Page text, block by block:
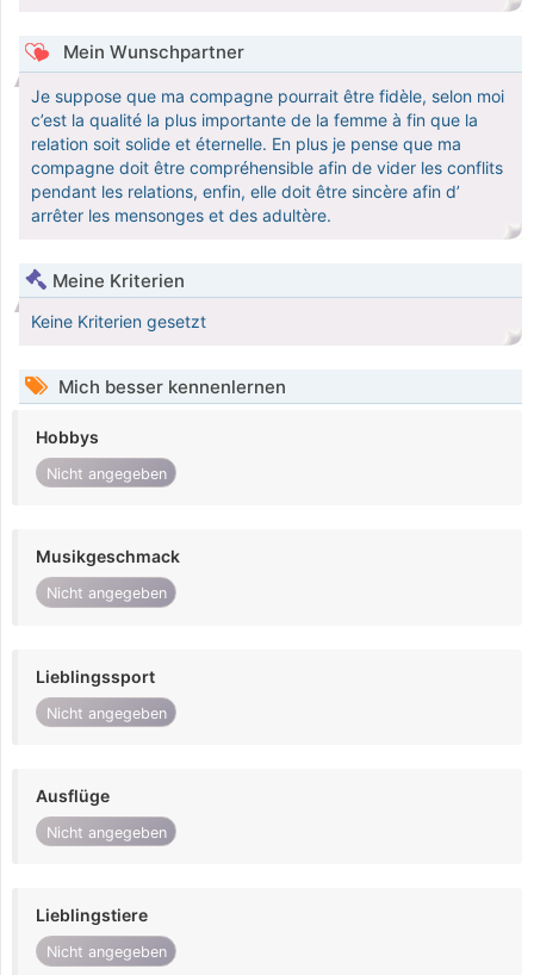
Mein Wunschpartner
Je suppose que ma compagne pourrait être fidèle, selon moi
c’est la qualité la plus importante de la femme à fin que la
relation soit solide et éternelle. En plus je pense que ma
compagne doit être compréhensible afin de vider les conflits
pendant les relations, enfin, elle doit être sincère afin d’
arrêter les mensonges et des adultère.
Meine Kriterien
Keine Kriterien gesetzt
Mich besser kennenlernen
Hobbys
Nicht angegeben
Musikgeschmack
Nicht angegeben
Lieblingssport
Nicht angegeben
Ausflüge
Nicht angegeben
Lieblingstiere
Nicht angegeben